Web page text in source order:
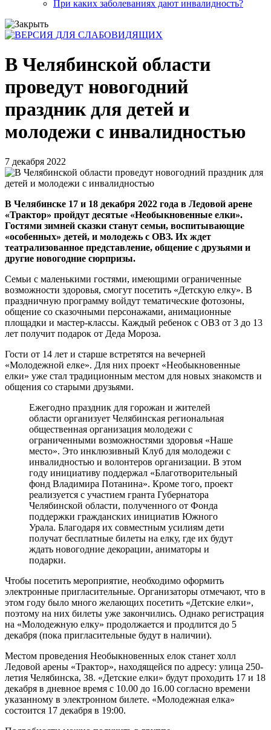
При каких заболеваниях дают инвалидность?
В Челябинской области
проведут новогодний
праздник для детей и
молодежи с инвалидностью
7 декабря 2022
В Челябинске 17 и 18 декабря 2022 года в Ледовой арене
«Трактор» пройдут десятые «Необыкновенные елки».
Гостями зимней сказки станут семьи, воспитывающие
«особенных» детей, и молодежь с ОВЗ. Их ждет
театрализованное представление, общение с друзьями и
другие новогодние сюрпризы.
Семьи с маленькими гостями, имеющими ограниченные
возможности здоровья, смогут посетить «Детскую елку». В
праздничную программу войдут тематические фотозоны,
общение со сказочными персонажами, анимационные
площадки и мастер-классы. Каждый ребенок с ОВЗ от 3 до 13
лет получит подарок от Деда Мороза.
Гости от 14 лет и старше встретятся на вечерней
«Молодежной елке». Для них проект «Необыкновенные
елки» уже стал традиционным местом для новых знакомств и
общения со старыми друзьями.
Ежегодно праздник для горожан и жителей
области организует Челябинская региональная
общественная организация молодежи с
ограниченными возможностями здоровья «Наше
место». Это инклюзивный Клуб для молодежи с
инвалидностью и волонтеров организации. В этом
году инициативу поддержал «Благотворительный
фонд Владимира Потанина». Кроме того, проект
реализуется с участием гранта Губернатора
Челябинской области, полученного от Фонда
поддержки гражданских инициатив Южного
Урала. Благодаря их совместным усилиям дети
получат бесплатные билеты на елку, где их будут
ждать новогодние декорации, аниматоры и
подарки.
Чтобы посетить мероприятие, необходимо оформить
электронные пригласительные. Организаторы отмечают, что в
этом году было много желающих посетить «Детские елки»,
поэтому на них билеты уже закончились. Однако регистрация
на «Молодежную елку» продолжается и продлится до 5
декабря (пока пригласительные будут в наличии).
Местом проведения Необыкновенных елок станет холл
Ледовой арены «Трактор», находящейся по адресу: улица 250-
летия Челябинска, 38. «Детские елки» будут проходить 17 и 18
декабря в дневное время с 10.00 до 16.00 согласно времени
указанному в электронном билете. «Молодежная елка»
состоится 17 декабря в 19:00.